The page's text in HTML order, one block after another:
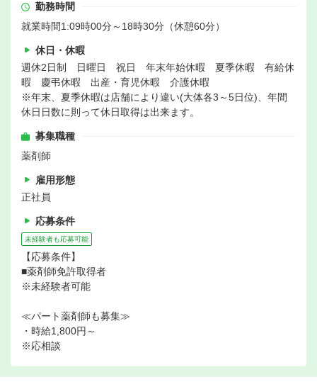
勤務時間
就業時間1:09時00分～18時30分（休憩60分）
休日・休暇
週休2日制 日曜日 祝日 年末年始休暇 夏季休暇 有給休
暇 慶弔休暇 出産・育児休暇 介護休暇
※年末、夏季休暇は店舗により違い(大体各3～5日位)、年間
休日日数に則って休日取得は出来ます。
募集職種
薬剤師
雇用形態
正社員
応募条件
未経験者も応募可能
【応募条件】
■薬剤師免許取得者
※未経験者可能
≪パート薬剤師も募集≫
・時給1,800円～
※応相談